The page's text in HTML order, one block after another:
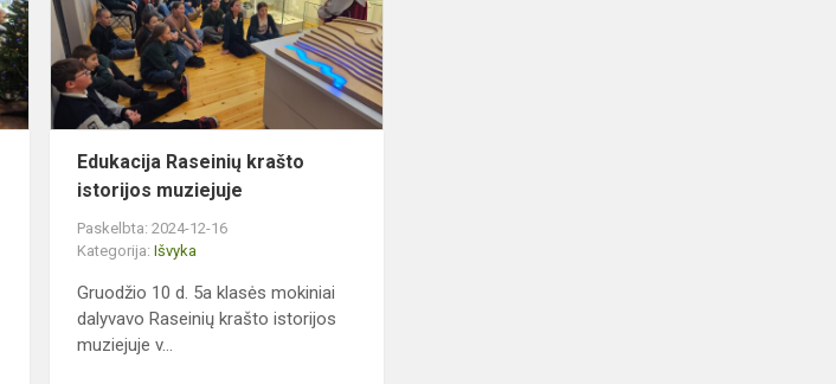
Raseinių
neįgaliųjų
užimtumo
ir
paslaug...
istorijos
muziejuje
Edukacija Raseinių krašto
istorijos muziejuje
Paskelbta: 2024-12-16
Kategorija:Išvyka
Gruodžio 10 d. 5a klasės mokiniai
dalyvavo Raseinių krašto istorijos
muziejuje v...